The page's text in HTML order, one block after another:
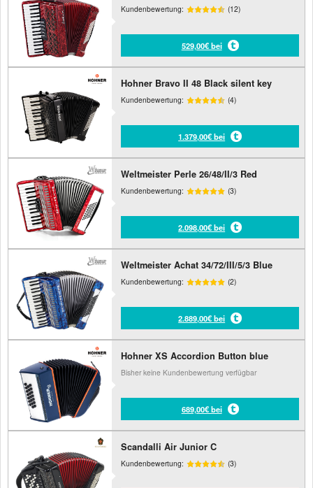
Kundenbewertung: (12)
529,00€ bei
Hohner Bravo II 48 Black silent key
Kundenbewertung: (4)
1.379,00€ bei
Weltmeister Perle 26/48/II/3 Red
Kundenbewertung: (3)
2.098,00€ bei
Weltmeister Achat 34/72/III/5/3 Blue
Kundenbewertung: (2)
2.889,00€ bei
Hohner XS Accordion Button blue
Bisher keine Kundenbewertung verfügbar
689,00€ bei
Scandalli Air Junior C
Kundenbewertung: (3)